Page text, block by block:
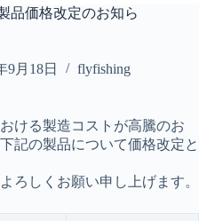
品価格改定のお知ら
9月18日 flyfishing
ける製造コストが高騰のお
記の製品について価格改定と
ろしくお願い申し上げます。